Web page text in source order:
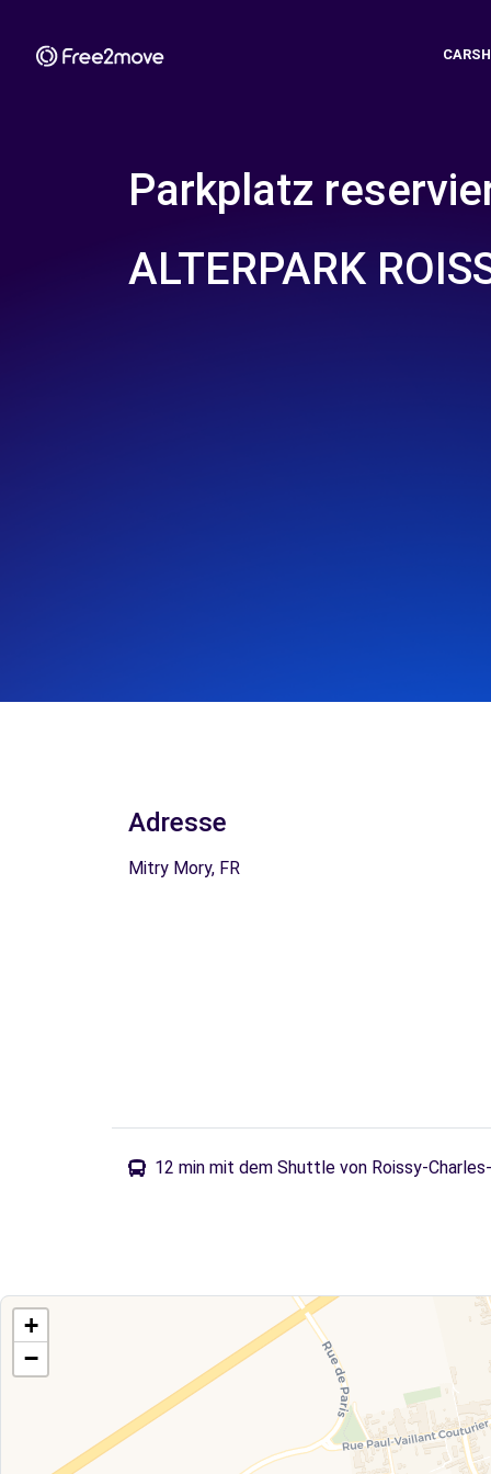
Parkplatz
ALTERPARK
Adresse
Mitry Mory, FR
12 min mit dem Shuttle von Roissy-
+
−